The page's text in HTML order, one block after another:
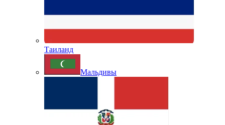
Таиланд
Мальдивы